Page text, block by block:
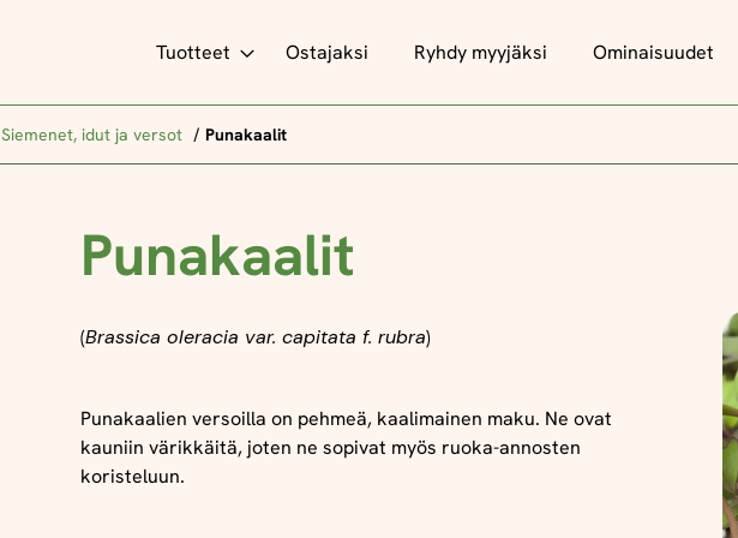
Tuotteet Ostajaksi Ryhdy myyjäksi Ominaisuudet
Siemenet, idut ja versot Punakaalit
Punakaalit
(Brassica oleracia var. capitata f. rubra)
Punakaalien versoilla on pehmeä, kaalimainen maku. Ne ovat
kauniin värikkäitä, joten ne sopivat myös ruoka-annosten
koristeluun.